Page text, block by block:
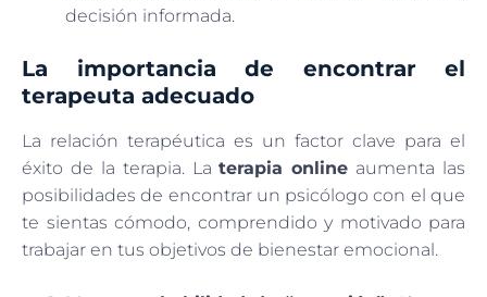
decisión informada.
La importancia de encontrar el
terapeuta adecuado
La relación terapéutica es un factor clave para el
éxito de la terapia. Laterapia online aumenta las
posibilidades de encontrar un psicólogo con el que
te sientas cómodo, comprendido y motivado para
trabajar en tus objetivos de bienestar emocional.